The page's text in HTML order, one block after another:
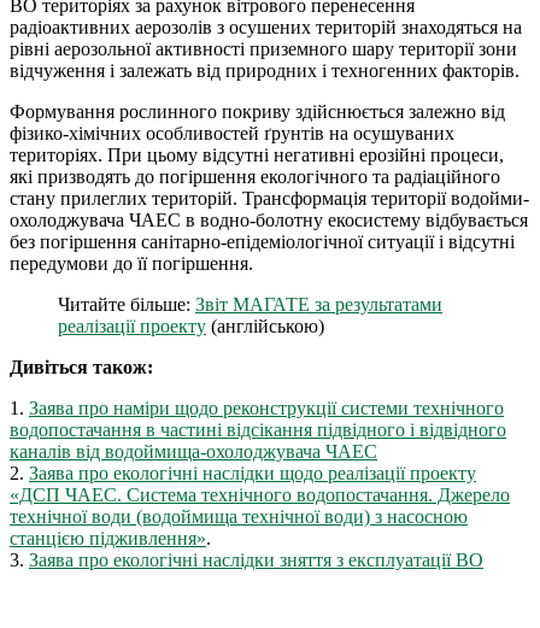
ВО територіях за рахунок вітрового перенесення
радіоактивних аерозолів з осушених територій знаходяться на
рівні аерозольної активності приземного шару території зони
відчуження і залежать від природних і техногенних факторів.
Формування рослинного покриву здійснюється залежно від
фізико-хімічних особливостей ґрунтів на осушуваних
територіях. При цьому відсутні негативні ерозійні процеси,
які призводять до погіршення екологічного та радіаційного
стану прилеглих територій. Трансформація території водойми-
охолоджувача ЧАЕС в водно-болотну екосистему відбувається
без погіршення санітарно-епідеміологічної ситуації і відсутні
передумови до її погіршення.
Читайте більше: Звіт МАГАТЕ за результатами
реалізації проекту (англійською)
Дивіться також:
1. Заява про наміри щодо реконструкції системи технічного
водопостачання в частині відсікання підвідного і відвідного
каналів від водоймища-охолоджувача ЧАЕС
2. Заява про екологічні наслідки щодо реалізації проекту
«ДСП ЧАЕС. Система технічного водопостачання. Джерело
технічної води (водоймища технічної води) з насосною
станцією підживлення».
3. Заява про екологічні наслідки зняття з експлуатації ВО